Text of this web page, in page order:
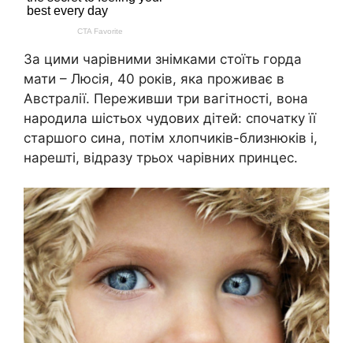
За цими чарівними знімками стоїть горда
мати – Люсія, 40 років, яка проживає в
Австралії. Переживши три вагітності, вона
народила шістьох чудових дітей: спочатку її
старшого сина, потім хлопчиків-близнюків і,
нарешті, відразу трьох чарівних принцес.